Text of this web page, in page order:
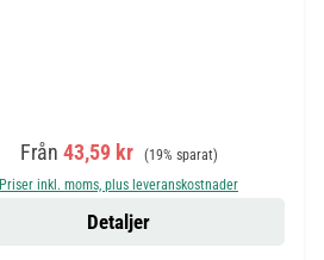
Försäljningspris:
Från 43,59 kr Ordinarie pris:
(19% sparat)
Priser inkl. moms, plus leveranskostnader
Detaljer